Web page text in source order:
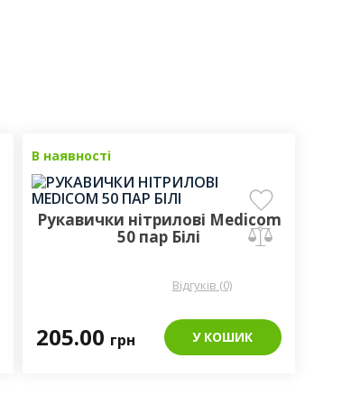
В наявності
Рукавички нітрилові Medicom
50 пар Білі
Відгуків (0)
205.00 грн У КОШИК